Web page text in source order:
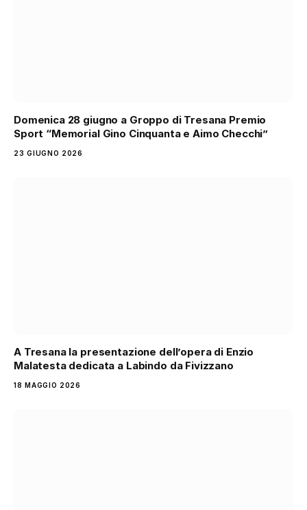
Domenica 28 giugno a Groppo di Tresana Premio
Sport “Memorial Gino Cinquanta e Aimo Checchi”
23 GIUGNO 2026
A Tresana la presentazione dell’opera di Enzio
Malatesta dedicata a Labindo da Fivizzano
18 MAGGIO 2026